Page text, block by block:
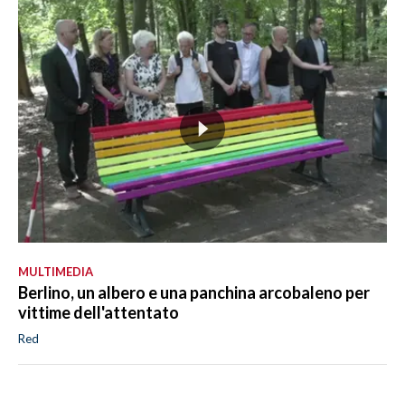
MULTIMEDIA
Berlino, un albero e una panchina arcobaleno per
vittime dell'attentato
Red